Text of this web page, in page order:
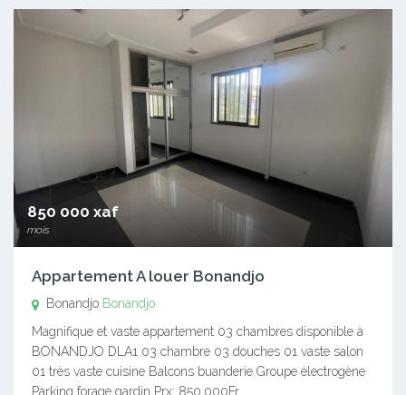
850 000 xaf
mois
Appartement A louer Bonandjo
Bonandjo Bonandjo
Magnifique et vaste appartement 03 chambres disponible à
BONANDJO DLA1 03 chambre 03 douches 01 vaste salon
01 très vaste cuisine Balcons buanderie Groupe électrogène
Parking forage gardin Prx: 850.000Fr…